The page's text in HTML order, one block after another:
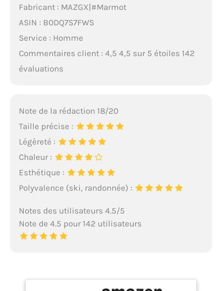
Fabricant : MAZGX|#Marmot
ASIN : B0DQ7S7FWS
Service : Homme
Commentaires client : 4,5 4,5 sur 5 étoiles 142
évaluations
Note de la rédaction 18/20
Taille précise :
Légèreté :
Chaleur :
Esthétique :
Polyvalence (ski, randonnée) :
Notes des utilisateurs 4.5/5
Note de 4.5 pour 142 utilisateurs